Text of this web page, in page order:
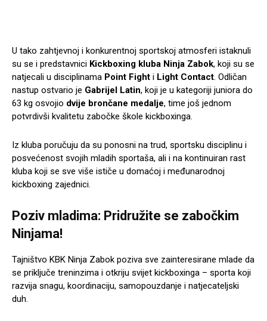
U tako zahtjevnoj i konkurentnoj sportskoj atmosferi istaknuli
su se i predstavnici Kickboxing kluba Ninja Zabok, koji su se
natjecali u disciplinama Point Fight i Light Contact. Odličan
nastup ostvario je Gabrijel Latin, koji je u kategoriji juniora do
63 kg osvojio dvije brončane medalje, time još jednom
potvrdivši kvalitetu zabočke škole kickboxinga.
Iz kluba poručuju da su ponosni na trud, sportsku disciplinu i
posvećenost svojih mladih sportaša, ali i na kontinuiran rast
kluba koji se sve više ističe u domaćoj i međunarodnoj
kickboxing zajednici.
Poziv mladima: Pridružite se zabočkim
Ninjama!
Tajništvo KBK Ninja Zabok poziva sve zainteresirane mlade da
se priključe treninzima i otkriju svijet kickboxinga – sporta koji
razvija snagu, koordinaciju, samopouzdanje i natjecateljski
duh.